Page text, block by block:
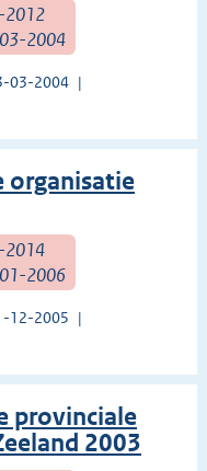
2012
2004
03-2004
organisatie
2014
2006
12-2005
provinciale
2003